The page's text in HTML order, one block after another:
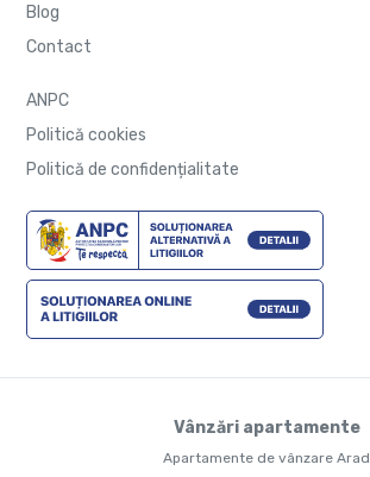
Blog
Contact
ANPC
Politică cookies
Politică de confidențialitate
Vânzări apartamente
Apartamente de vânzare Arad